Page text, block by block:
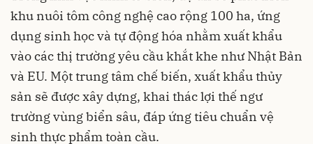
khu nuôi tôm công nghệ cao rộng 100 ha, ứng
dụng sinh học và tự động hóa nhằm xuất khẩu
vào các thị trường yêu cầu khắt khe như Nhật Bản
và EU. Một trung tâm chế biến, xuất khẩu thủy
sản sẽ được xây dựng, khai thác lợi thế ngư
trường vùng biển sâu, đáp ứng tiêu chuẩn vệ
sinh thực phẩm toàn cầu.